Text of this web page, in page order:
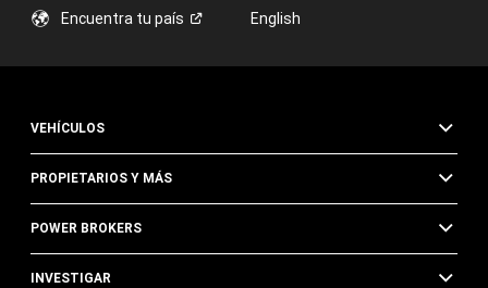
Encuentra tu país English
VEHÍCULOS
PROPIETARIOS Y MÁS
POWER BROKERS
INVESTIGAR